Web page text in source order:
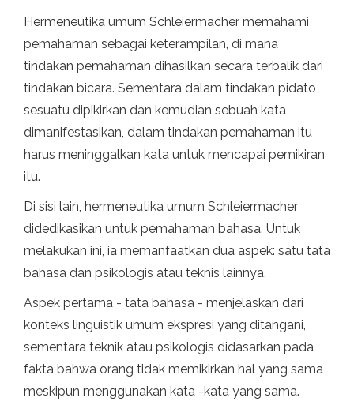
Hermeneutika umum Schleiermacher memahami
pemahaman sebagai keterampilan, di mana
tindakan pemahaman dihasilkan secara terbalik dari
tindakan bicara. Sementara dalam tindakan pidato
sesuatu dipikirkan dan kemudian sebuah kata
dimanifestasikan, dalam tindakan pemahaman itu
harus meninggalkan kata untuk mencapai pemikiran
itu.
Di sisi lain, hermeneutika umum Schleiermacher
didedikasikan untuk pemahaman bahasa. Untuk
melakukan ini, ia memanfaatkan dua aspek: satu tata
bahasa dan psikologis atau teknis lainnya.
Aspek pertama - tata bahasa - menjelaskan dari
konteks linguistik umum ekspresi yang ditangani,
sementara teknik atau psikologis didasarkan pada
fakta bahwa orang tidak memikirkan hal yang sama
meskipun menggunakan kata -kata yang sama.